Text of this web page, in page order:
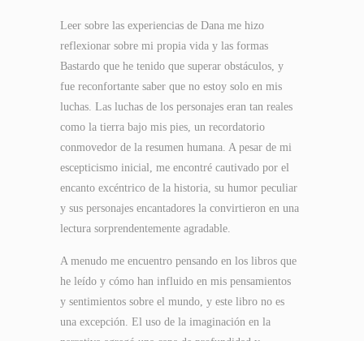
Leer sobre las experiencias de Dana me hizo
reflexionar sobre mi propia vida y las formas
Bastardo que he tenido que superar obstáculos, y
fue reconfortante saber que no estoy solo en mis
luchas. Las luchas de los personajes eran tan reales
como la tierra bajo mis pies, un recordatorio
conmovedor de la resumen humana. A pesar de mi
escepticismo inicial, me encontré cautivado por el
encanto excéntrico de la historia, su humor peculiar
y sus personajes encantadores la convirtieron en una
lectura sorprendentemente agradable.
A menudo me encuentro pensando en los libros que
he leído y cómo han influido en mis pensamientos
y sentimientos sobre el mundo, y este libro no es
una excepción. El uso de la imaginación en la